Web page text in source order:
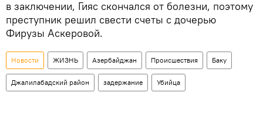
в заключении, Гияс скончался от болезни, поэтому
преступник решил свести счеты с дочерью
Фирузы Аскеровой.
Новости ЖИЗНЬ Азербайджан Происшествия Баку
Джалилабадский район задержание Убийца